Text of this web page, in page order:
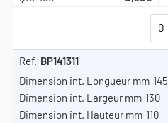
BP141311
145
130
110